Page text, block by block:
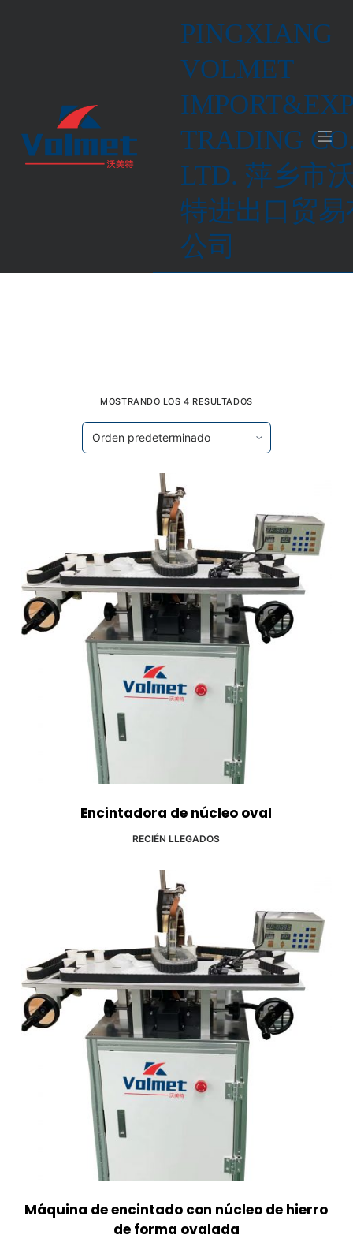
a
PINGXIANG
VOLMET
TRADING
LTD. 萍乡市
特进出口贸易
公司
RECIÉN LLEGADOS
Recién llegados
MOSTRANDO LOS 4 RESULTADOS
Encintadora de núcleo oval
RECIÉN LLEGADOS
Máquina de encintado con núcleo de hierro
de forma ovalada